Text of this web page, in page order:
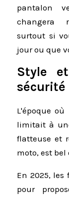
pantalon
changera
surtout si
jour ou que
Style
sécurité
L'époque
limitait à
flatteuse et
moto, est
En 2025, les
pour